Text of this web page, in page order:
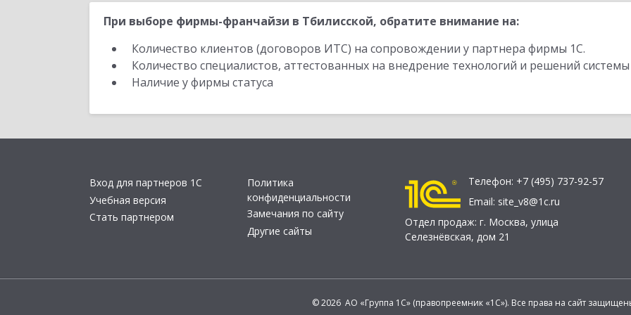
При выборе фирмы-франчайзи в Тбилисской, обратите внимание на:
Количество клиентов (договоров ИТС) на сопровождении у партнера фирмы 1С.
Количество специалистов, аттестованных на внедрение технологий и решений
Наличие у фирмы статуса
Вход для партнеров 1С
Учебная версия
Стать партнером
Политика
конфиденциальности
Замечания по сайту
Другие сайты
Телефон: +7 (495) 737-92-57
Email: site_v8@1c.ru
Отдел продаж: г. Москва, улица
Селезнёвская, дом 21
© 2026 АО «Группа 1С» (правопреемник «1С»). Все права на сайт